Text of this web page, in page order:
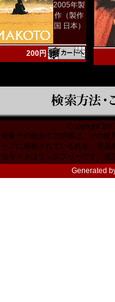
2005年製
作（製作
国 日本）
200円
Copyright
像その他全ての情報は、その
プに掲載されている社名、商
当サイトはリンクフリーです。相
Generated